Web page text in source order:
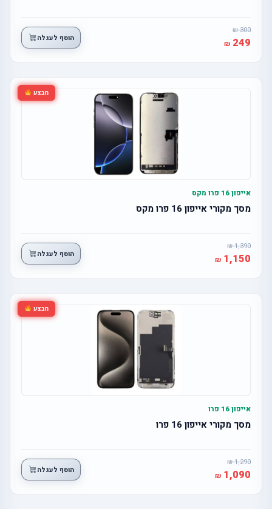
300
249 הוסף לעגלה
מבצע
אייפון 16 פרו מקס
מסך מקורי אייפון 16 פרו מקס
1,390
1,150 הוסף לעגלה
מבצע
אייפון 16 פרו
מסך מקורי אייפון 16 פרו
1,290
1,090 הוסף לעגלה